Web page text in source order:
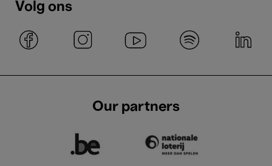
Volg ons
Our partners